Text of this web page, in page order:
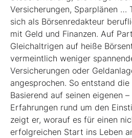
Versicherungen, Sparplänen …
sich als Börsenredakteur
mit Geld und Finanzen. Auf
Gleichaltrigen auf heiße
vermeintlich weniger
Versicherungen oder
angesprochen. So entstand
Basierend auf seinen eigenen
Erfahrungen rund um den
zeigt er, worauf es für einen
erfolgreichen Start ins Leben